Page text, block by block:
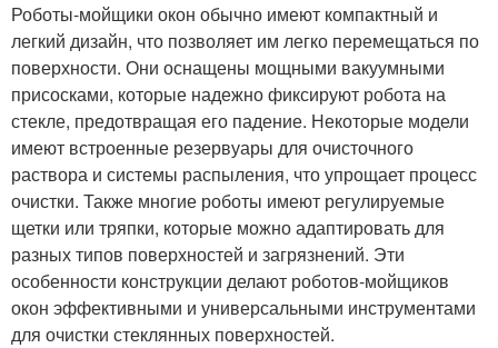
Роботы-мойщики окон обычно имеют компактный и
легкий дизайн, что позволяет им легко перемещаться по
поверхности. Они оснащены мощными вакуумными
присосками, которые надежно фиксируют робота на
стекле, предотвращая его падение. Некоторые модели
имеют встроенные резервуары для очисточного
раствора и системы распыления, что упрощает процесс
очистки. Также многие роботы имеют регулируемые
щетки или тряпки, которые можно адаптировать для
разных типов поверхностей и загрязнений. Эти
особенности конструкции делают роботов-мойщиков
окон эффективными и универсальными инструментами
для очистки стеклянных поверхностей.